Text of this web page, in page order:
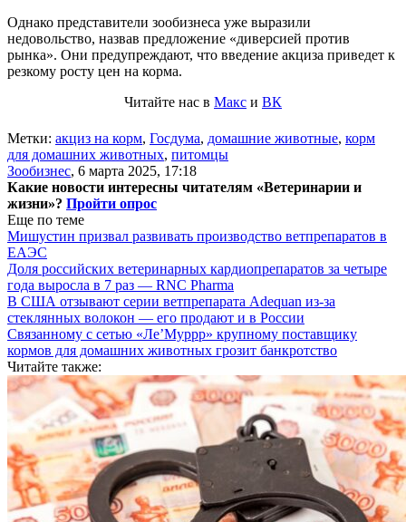
Однако представители зообизнеса уже выразили
недовольство, назвав предложение «диверсией против
рынка». Они предупреждают, что введение акциза приведет к
резкому росту цен на корма.
Читайте нас в Макс и ВК
Метки: акциз на корм, Госдума, домашние животные, корм
для домашних животных, питомцы
Зообизнес, 6 марта 2025, 17:18
Какие новости интересны читателям «Ветеринарии и
жизни»? Пройти опрос
Еще по теме
Мишустин призвал развивать производство ветпрепаратов в
ЕАЭС
Доля российских ветеринарных кардиопрепаратов за четыре
года выросла в 7 раз — RNC Pharma
В США отзывают серии ветпрепарата Adequan из-за
стеклянных волокон — его продают и в России
Связанному с сетью «Ле’Муррр» крупному поставщику
кормов для домашних животных грозит банкротство
Читайте также: